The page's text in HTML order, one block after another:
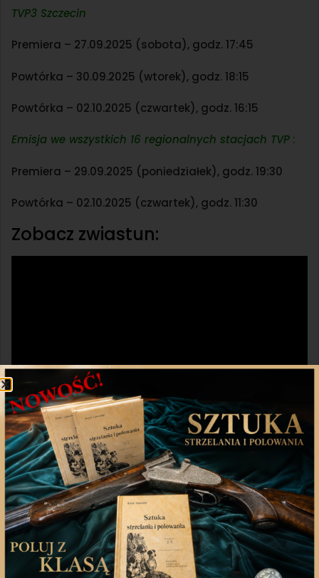
TVP3 Szczecin
Premiera – 27.09.2025 (sobota), godz. 17:45
Powtórka – 30.09.2025 (wtorek), godz. 18:15
Powtórka – 02.10.2025 (czwartek), godz. 16:15
Emisja we wszystkich 16 regionalnych stacjach TVP :
Premiera – 29.09.2025 (poniedziałek), godz. 19:30
Powtórka – 02.10.2025 (czwartek), godz. 11:30
Zobacz zwiastun:
Udostępnij Twitter WhatsApp